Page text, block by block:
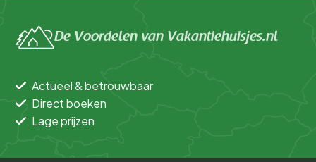
De Voordelen van Vakantiehuisjes.nl
Actueel & betrouwbaar
Direct boeken
Lage prijzen